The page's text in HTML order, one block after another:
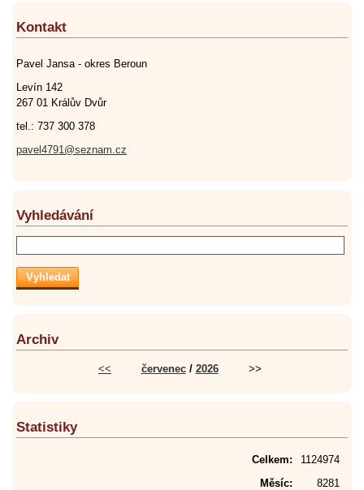
Kontakt
Pavel Jansa - okres Beroun
Levín 142
267 01 Králův Dvůr
tel.: 737 300 378
pavel4791@seznam.cz
Vyhledávání
Archiv
<< červenec/ 2026 >>
Statistiky
Celkem:
1124974
Měsíc:
8281